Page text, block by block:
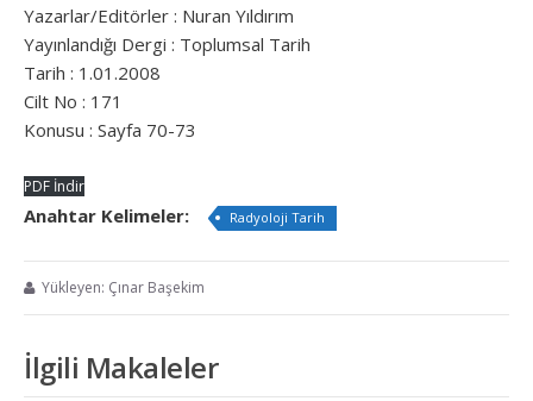
Yazarlar/Editörler : Nuran Yıldırım
Yayınlandığı Dergi : Toplumsal Tarih
Tarih : 1.01.2008
Cilt No : 171
Konusu : Sayfa 70-73
PDF İndir
Anahtar Kelimeler: Radyoloji Tarih
Yükleyen: Çınar Başekim
İlgili Makaleler